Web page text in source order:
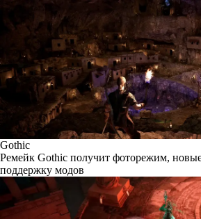
Gothic
Ремейк Gothic получит фоторежим,
поддержку модов